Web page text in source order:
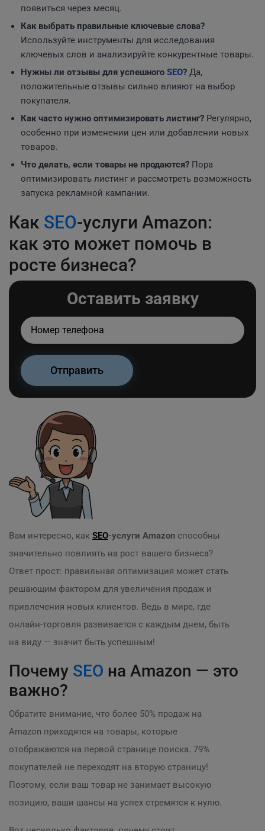
появиться через месяц.
Как выбрать правильные ключевые слова?
Используйте инструменты для исследования
ключевых слов и анализируйте конкурентные товары.
Нужны ли отзывы для успешного SEO? Да,
положительные отзывы сильно влияют на выбор
покупателя.
Как часто нужно оптимизировать листинг? Регулярно,
особенно при изменении цен или добавлении новых
товаров.
Что делать, если товары не продаются? Пора
оптимизировать листинг и рассмотреть возможность
запуска рекламной кампании.
Как SEO-услуги Amazon:
как это может помочь в
росте бизнеса?
Оставить заявку
Вам интересно, как SEO-услуги Amazon способны
значительно повлиять на рост вашего бизнеса?
Ответ прост: правильная оптимизация может стать
решающим фактором для увеличения продаж и
привлечения новых клиентов. Ведь в мире, где
онлайн-торговля развивается с каждым днем, быть
на виду — значит быть успешным!
Почему SEO на Amazon — это
важно?
Обратите внимание, что более 50% продаж на
Amazon приходятся на товары, которые
отображаются на первой странице поиска. 79%
покупателей не переходят на вторую страницу!
Поэтому, если ваш товар не занимает высокую
позицию, ваши шансы на успех стремятся к нулю.